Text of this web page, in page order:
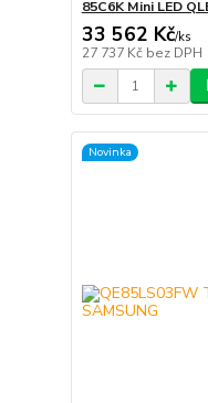
85C6K Mini LED
33 562 Kč/ks
27 737 Kč bez DPH
Novinka